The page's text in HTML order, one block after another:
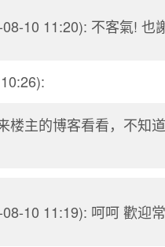
10 11:20): 不客氣! 也
楼主的博客看看，不知
10 11:19): 呵呵 歡迎